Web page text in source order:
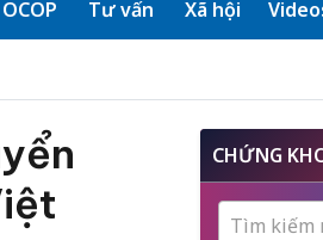
OCOP Tư vấn Xã hội
CHỨNG
Tìm kiếm